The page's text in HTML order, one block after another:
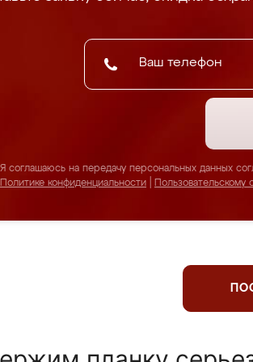
Я соглашаюсь на передачу персональных данных
Политике конфиденциальности
Пользовательскому